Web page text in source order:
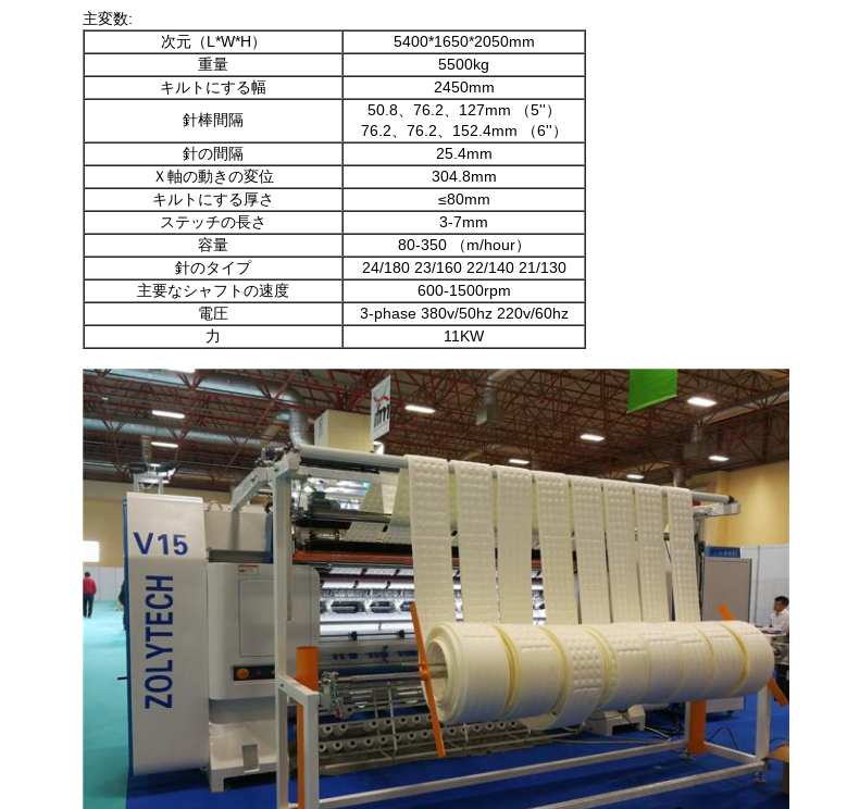
主変数:
次元（L*W*H）
5400*1650*2050mm
重量
5500kg
キルトにする幅
2450mm
針棒間隔
50.8、76.2、127mm （5''）
76.2、76.2、152.4mm （6''）
針の間隔
25.4mm
Ｘ軸の動きの変位
304.8mm
キルトにする厚さ
≤80mm
ステッチの長さ
3-7mm
容量
80-350 （m/hour）
針のタイプ
24/180 23/160 22/140 21/130
主要なシャフトの速度
600-1500rpm
電圧
3-phase 380v/50hz 220v/60hz
力
11KW